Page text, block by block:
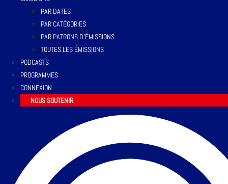
PAR DATES
PAR CATÉGORIES
PAR PATRONS D’ÉMISSIONS
TOUTES LES ÉMISSIONS
PODCASTS
PROGRAMMES
CONNEXION
NOUS SOUTENIR